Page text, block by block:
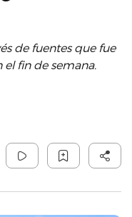
de fuentes que fue
fin de semana.